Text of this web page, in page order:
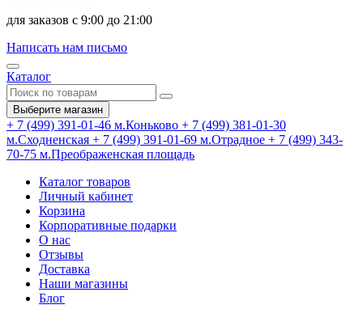
для заказов с 9:00 до 21:00
Написать нам письмо
Каталог
Выберите магазин
+ 7 (499) 391-01-46 м.Коньково + 7 (499) 381-01-30
м.Сходненская + 7 (499) 391-01-69 м.Отрадное + 7 (499) 343-
70-75 м.Преображенская площадь
Каталог товаров
Личный кабинет
Корзина
Корпоративные подарки
О нас
Отзывы
Доставка
Наши магазины
Блог